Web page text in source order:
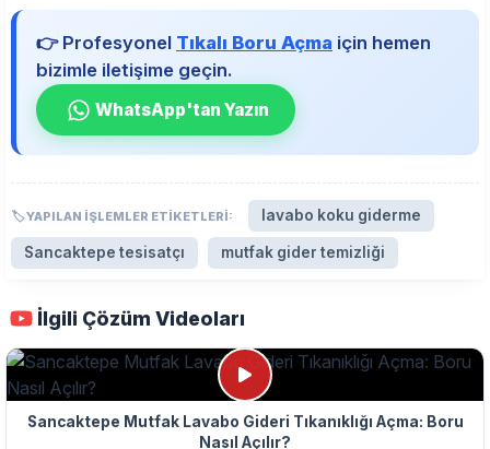
👉 Profesyonel Tıkalı Boru Açma için hemen
bizimle iletişime geçin.
WhatsApp'tan Yazın
🏷️ YAPILAN İŞLEMLER ETIKETLERI: lavabo koku giderme
Sancaktepe tesisatçı mutfak gider temizliği
İlgili Çözüm Videoları
Sancaktepe Mutfak Lavabo Gideri Tıkanıklığı Açma: Boru
Nasıl Açılır?